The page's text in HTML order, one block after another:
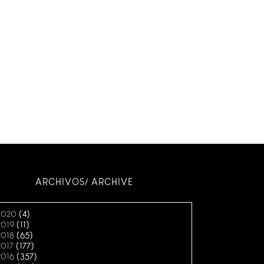
ARCHIVOS/ ARCHIVE
(4)
(11)
(65)
(177)
(357)